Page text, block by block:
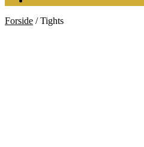
Forside /Tights